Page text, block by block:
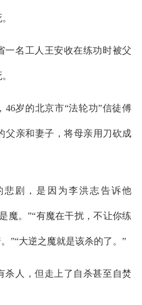
一名工人王安收在练功时被父
46岁的北京市“法轮功”信徒傅
父亲和妻子，将母亲用刀砍成
悲剧，是因为李洪志告诉他
魔。”“有魔在干扰，不让你练
”“大逆之魔就是该杀的了。”
杀人，但走上了自杀甚至自焚